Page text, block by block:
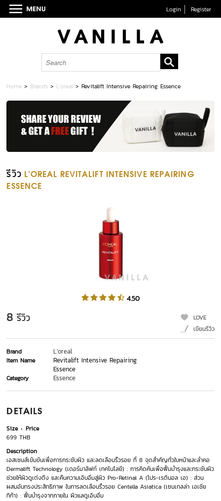
Login Register
Home > Brands > L'oreal >Revitalift Intensive Repairing Essence
รีวิว L'OREAL REVITALIFT INTENSIVE REPAIRING
ESSENCE
4.50
8 รีวิว
LOVE
เขียนรีวิว
Brand L'oreal
Item Name
Revitalift Intensive Repairing
Essence
Category Essence
DETAILS
Size
Price
699 THB
Description
เอสเซนส์เข้มข้นเพื่อการกระชับผิว และลดเลือนริ้วรอย ที่ 8 จุดสำคัญทั่วใบหน้าและลำคอ
Dermalift Technology (เดอร์มาลิฟท์ เทคโนโลยี) : การคิดค้นเพื่อฟื้นบำรุงและกระชับผิว
ช่วยให้ผิวดูเต่งตึง และคืนความเอิบอิ่มสู่ผิว Pro-Retinal A (โปร-เรตินอล เอ) : ส่วน
ผสมอันทรงประสิทธิภาพ ในการลดเลือนริ้วรอย Centella Asiatica (เซนเทลล่า เอเชีย
ทิก้า) : ฟื้นบำรุงจากภายใน ผิวแลดูเอิบอิ่ม